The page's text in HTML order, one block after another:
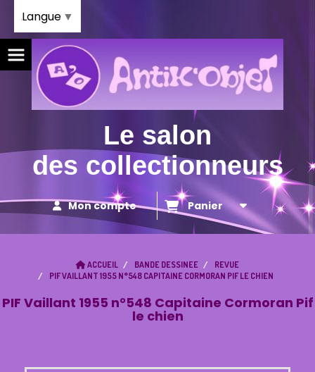
Le salon
des collectionneurs
Mon compte Panier
ACCUEIL BANDE DESSINEE
REVUE
PIF VAILLANT 1955 N°548 CAPITAINE CORMORAN PIF LE CHIEN
PIF Vaillant 1955 n°548 Capitaine Cormoran Pif
le chien
Langue ▼